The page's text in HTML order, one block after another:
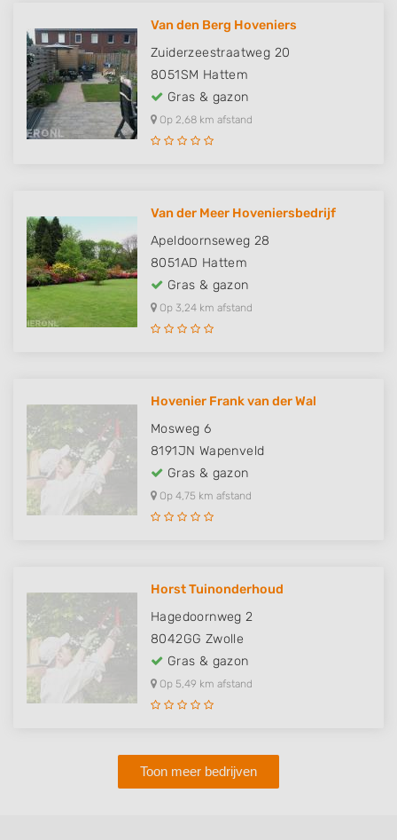
Van den Berg Hoveniers
Zuiderzeestraatweg 20
8051SM Hattem
Gras & gazon
Op 2,68 km afstand
Van der Meer Hoveniersbedrijf
Apeldoornseweg 28
8051AD Hattem
Gras & gazon
Op 3,24 km afstand
Hovenier Frank van der Wal
Mosweg 6
8191JN Wapenveld
Gras & gazon
Op 4,75 km afstand
Horst Tuinonderhoud
Hagedoornweg 2
8042GG Zwolle
Gras & gazon
Op 5,49 km afstand
Toon meer bedrijven